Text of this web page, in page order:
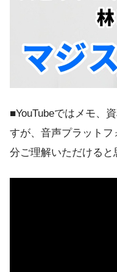
■YouTubeではメモ、
すが、音声プラット
分ご理解いただけると